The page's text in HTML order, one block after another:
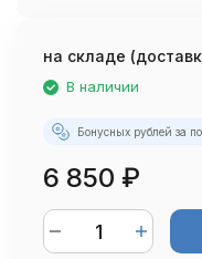
на складе
В наличии
Бонусных рублей за
6 850 ₽